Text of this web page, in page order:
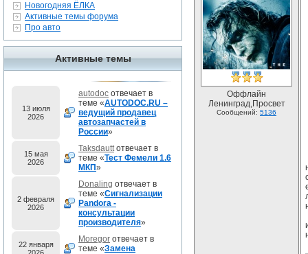
Новогодняя ЁЛКА
Активные темы форума
Про авто
Активные темы
13 июля
2026
autodoc отвечает в
теме «AUTODOC.RU –
ведущий продавец
автозапчастей в
России»
15 мая
2026
Taksdauttотвечает в
теме «Тест Фемели 1.6
МКП»
2 февраля
2026
Donaling отвечает в
теме «Сигнализации
Pandora -
консультации
производителя»
22 января
Moregor отвечает в
теме «Замена
Оффлайн
Ленинград,Просвет
Сообщений: 5136